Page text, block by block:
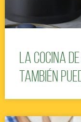
La cocina
también